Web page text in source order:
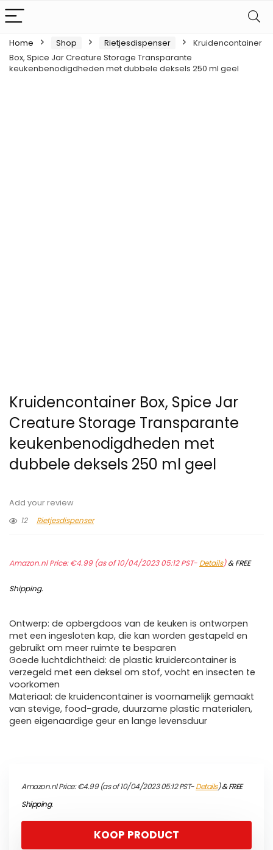
Home Shop Rietjesdispenser
Kruidencontainer
Box, Spice Jar Creature Storage Transparante
keukenbenodigdheden met dubbele deksels 250 ml geel
Kruidencontainer Box, Spice Jar
Creature Storage Transparante
keukenbenodigdheden met
dubbele deksels 250 ml geel
Add your review
12
Rietjesdispenser
Amazon.nl Price:€4.99(as of 10/04/2023 05:12 PST- Details)&FREE
Shipping.
Ontwerp: de opbergdoos van de keuken is ontworpen
met een ingesloten kap, die kan worden gestapeld en
gebruikt om meer ruimte te besparen
Goede luchtdichtheid: de plastic kruidercontainer is
verzegeld met een deksel om stof, vocht en insecten te
voorkomen
Materiaal: de kruidencontainer is voornamelijk gemaakt
van stevige, food-grade, duurzame plastic materialen,
geen eigenaardige geur en lange levensduur
Amazon.nl Price:€4.99(as of 10/04/2023 05:12 PST-Details)&FREE
Shipping.
KOOP PRODUCT